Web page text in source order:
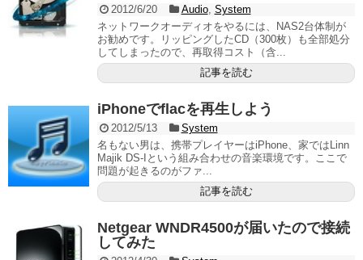
2012/6/20 Audio, System
ネットワークオーディオをやるには、NAS2台体制が
お勧めです。リッピングしたCD（300枚）も全部処分
してしまったので、再取得コスト（含...
記事を読む
iPhoneでflacを再生しよう
2012/5/13
System
名もない男は、携帯プレイヤーはiPhone、家ではLinn
Majik DS-Iという組み合わせの音楽環境です。ここで
問題が起きるのがファ...
記事を読む
Netgear WNDR4500が届いたので接続
してみた